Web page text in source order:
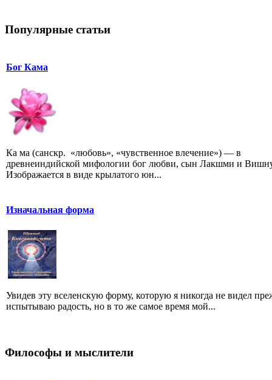
Популярные статьи
Бог Кама
Ка ма (санскр. «любовь», «чувственное влечение») — в
древнеиндийской мифологии бог любви, сын Лакшми и
Изображается в виде крылатого юн...
Изначальная форма
Увидев эту вселенскую форму, которую я никогда не видел
испытываю радость, но в то же самое время мой...
Философы и мыслители